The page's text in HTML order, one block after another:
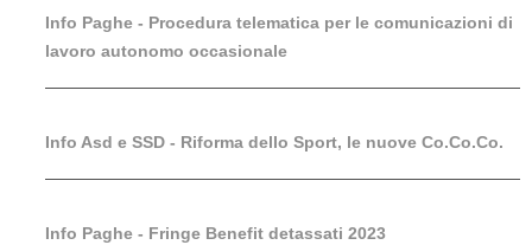
Info Paghe - Procedura telematica per le comunicazioni di
lavoro autonomo occasionale
Info Asd e SSD - Riforma dello Sport, le nuove Co.Co.Co.
Info Paghe - Fringe Benefit detassati 2023